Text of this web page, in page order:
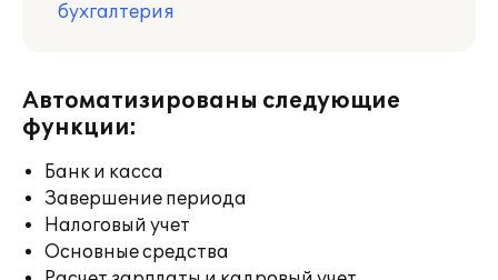
бухгалтерия
Автоматизированы следующие
функции:
Банк и касса
Завершение периода
Налоговый учет
Основные средства